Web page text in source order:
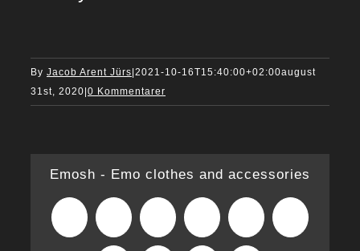
By Jacob Arent Jürs 2021-10-16T15:40:00+02:00august
31st, 2020 0 Kommentarer
Emosh - Emo clothes and accessories
Facebook Reddit LinkedIn WhatsAppTumblr